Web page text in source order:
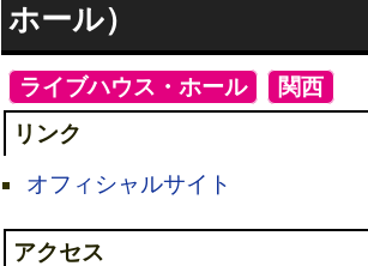
ホール）
ライブハウス・ホール] 関西
リンク
オフィシャルサイト
アクセス